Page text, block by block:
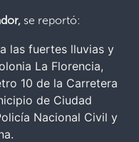
se reportó:
las fuertes lluvias y
La Florencia,
10 de la Carretera
de Ciudad
Nacional Civil y